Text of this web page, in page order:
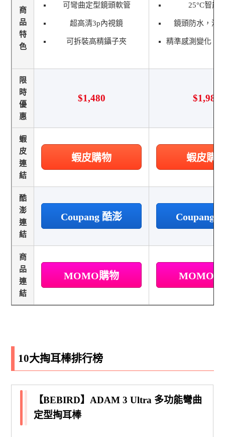
商
品
特
色
可彎曲定型鏡頭軟管
超高清3p內視鏡
可拆裝高精鑷子夾
25°C智能
鏡頭防水，清
精準感測變化，
限
時
優
惠
$1,480 $1,980
蝦
皮
連
結
蝦皮購物 蝦皮購
酷
澎
連
結
Coupang 酷澎 Coupang
商
品
連
結
MOMO購物 MOMO
10大掏耳棒排行榜
【BEBIRD】ADAM 3 Ultra 多功能彎曲
定型掏耳棒